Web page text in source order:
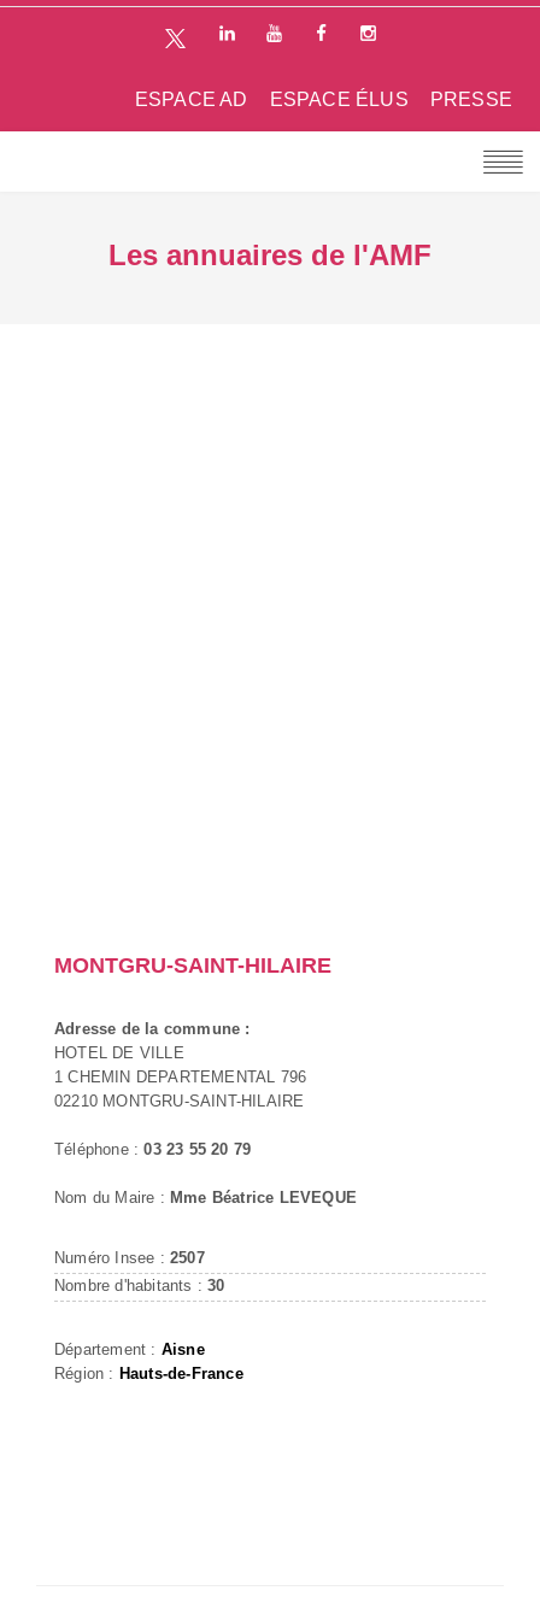
PRESSE
ESPACE ÉLUS
ESPACE AD
Les annuaires de l'AMF
MONTGRU-SAINT-HILAIRE
Adresse de la commune :
HOTEL DE VILLE
1 CHEMIN DEPARTEMENTAL 796
02210 MONTGRU-SAINT-HILAIRE
Téléphone :03 23 55 20 79
Nom du Maire : Mme Béatrice LEVEQUE
Numéro Insee : 2507
Nombre d'habitants :30
Département : Aisne
Région : Hauts-de-France